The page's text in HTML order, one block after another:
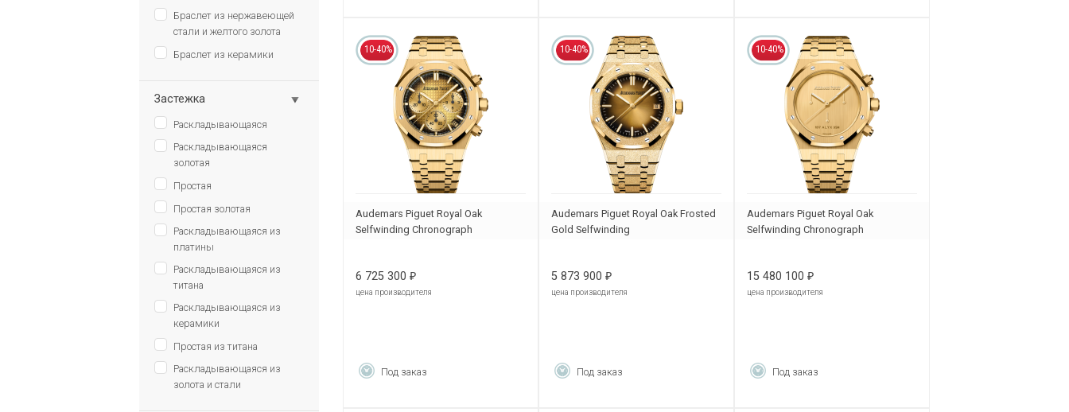
Браслет из нержавеющей
стали и желтого золота
Браслет из керамики
Застежка
Раскладывающаяся
Раскладывающаяся
золотая
Простая
Простая золотая
Раскладывающаяся из
платины
Раскладывающаяся из
титана
Раскладывающаяся из
керамики
Простая из титана
Раскладывающаяся из
золота и стали
10-40%
Audemars Piguet Royal Oak
Selfwinding Chronograph
6 725 300 ₽
цена производителя
Под заказ
10-40%
Audemars Piguet Royal Oak Frosted
Gold Selfwinding
5 873 900 ₽
цена производителя
Под заказ
10-40%
Audemars Piguet Royal Oak
Selfwinding Chronograph
15 480 100 ₽
цена производителя
Под заказ